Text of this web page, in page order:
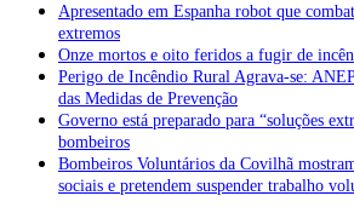
Apresentado em Espanha robot que
extremos
Onze mortos e oito feridos a fugir de
Perigo de Incêndio Rural Agrava-se:
das Medidas de Prevenção
Governo está preparado para “soluções
bombeiros
Bombeiros Voluntários da Covilhã
sociais e pretendem suspender trabalho